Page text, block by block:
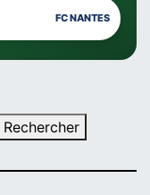
FC NANTES
Rechercher